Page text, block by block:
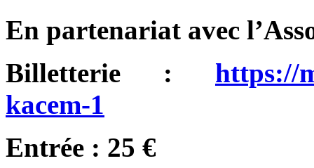
En partenariat avec
Billetterie : https://
kacem-1
Entrée : 25 €